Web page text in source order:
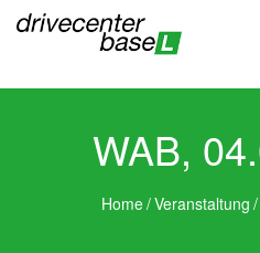
WAB,
Home/Veranstaltung /